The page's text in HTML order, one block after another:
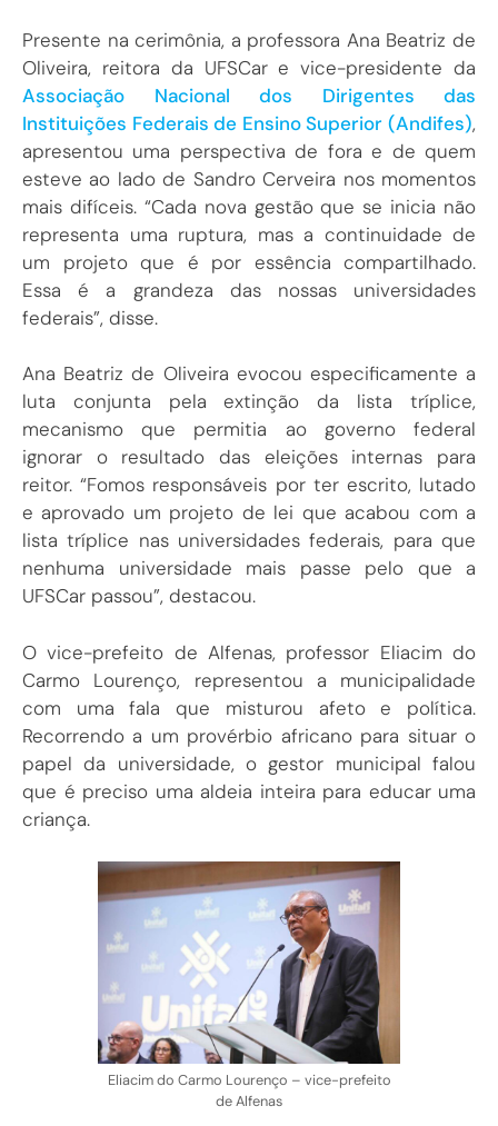
Presente na cerimônia, a professora Ana Beatriz de
Oliveira, reitora da UFSCar e vice-presidente da
Associação Nacional dos Dirigentes das
Instituições Federais de Ensino Superior (Andifes),
apresentou uma perspectiva de fora e de quem
esteve ao lado de Sandro Cerveira nos momentos
mais difíceis. “Cada nova gestão que se inicia não
representa uma ruptura, mas a continuidade de
um projeto que é por essência compartilhado.
Essa é a grandeza das nossas universidades
federais”, disse.
Ana Beatriz de Oliveira evocou especificamente a
luta conjunta pela extinção da lista tríplice,
mecanismo que permitia ao governo federal
ignorar o resultado das eleições internas para
reitor. “Fomos responsáveis por ter escrito, lutado
e aprovado um projeto de lei que acabou com a
lista tríplice nas universidades federais, para que
nenhuma universidade mais passe pelo que a
UFSCar passou”, destacou.
O vice-prefeito de Alfenas, professor Eliacim do
Carmo Lourenço, representou a municipalidade
com uma fala que misturou afeto e política.
Recorrendo a um provérbio africano para situar o
papel da universidade, o gestor municipal falou
que é preciso uma aldeia inteira para educar uma
criança.
Eliacim do Carmo Lourenço – vice-prefeito
de Alfenas